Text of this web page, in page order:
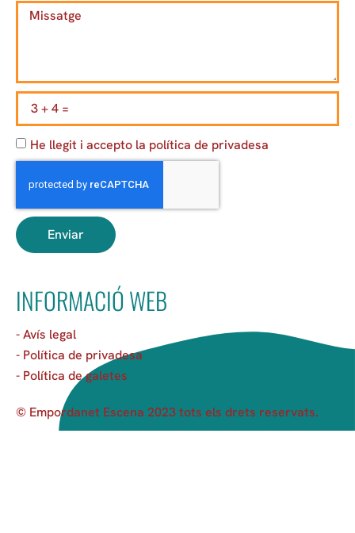
He llegit i accepto la política de privadesa
Enviar
INFORMACIÓ WEB
- Avís legal
- Política de privadesa
- Política de galetes
© Empordanet Escena 2023 tots els drets reservats.